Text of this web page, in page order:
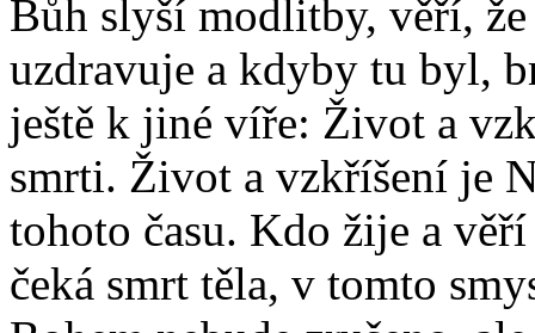
Bůh slyší modlitby, věří, že
uzdravuje a kdyby tu byl,
ještě k jiné víře: Život a
smrti. Život a vzkříšení je
tohoto času. Kdo žije a
čeká smrt těla, v tomto